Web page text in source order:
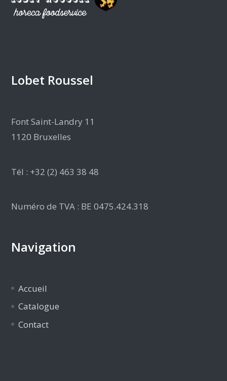
Lobet Roussel
Font Saint-Landry 11
1120 Bruxelles
Tél : +32 (2) 463 38 48
Numéro de TVA : BE 0475.424.318
Navigation
Accueil
Catalogue
Contact